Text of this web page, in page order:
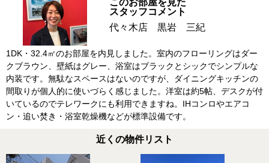
スタッフコメント
代々木店 黒岩 三紀
1DK・32.4㎡のお部屋を内見しました。室内のフローリングはダー
クブラウン、壁紙はグレー、浴室はブラックとシックでシンプルな
内装です。無駄なスペースはないのですが、ダイニングキッチンの
間取りが個人的に使いづらく感じました。洋室は約5帖、デスクが付
いているのでテレワークにも利用できますね。IHコンロやエアコ
ン・追い焚き・浴室乾燥機などが標準設備です。
近くの物件リスト